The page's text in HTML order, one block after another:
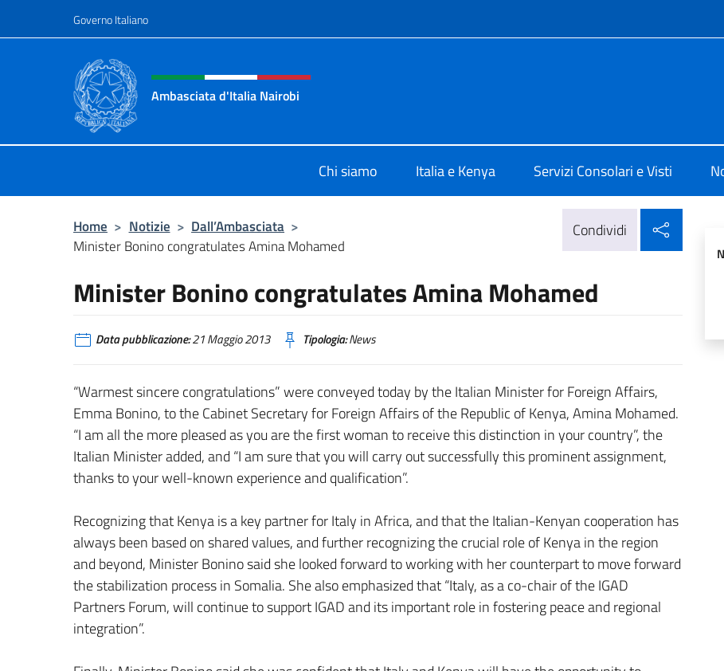
Governo Italiano
Intestazione sito, social e menù
Ambasciata d'Italia Nairobi
Chi siamo Italia e Kenya Servizi Consolari e Visti
Home > Notizie > Dall’Ambasciata >
Minister Bonino congratulates Amina Mohamed
Condividi
Minister Bonino congratulates Amina Mohamed
Data pubblicazione:21 Maggio 2013 Tipologia:News
“Warmest sincere congratulations” were conveyed today by the Italian Minister for Foreign Affairs,
Emma Bonino, to the Cabinet Secretary for Foreign Affairs of the Republic of Kenya, Amina Mohamed.
“I am all the more pleased as you are the first woman to receive this distinction in your country”, the
Italian Minister added, and “I am sure that you will carry out successfully this prominent assignment,
thanks to your well-known experience and qualification”.
Recognizing that Kenya is a key partner for Italy in Africa, and that the Italian-Kenyan cooperation has
always been based on shared values, and further recognizing the crucial role of Kenya in the region
and beyond, Minister Bonino said she looked forward to working with her counterpart to move forward
the stabilization process in Somalia. She also emphasized that “Italy, as a co-chair of the IGAD
Partners Forum, will continue to support IGAD and its important role in fostering peace and regional
integration”.